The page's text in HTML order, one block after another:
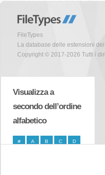
FileTypes
La database delle estensioni
Copyright © 2017-2026 Tutti i
Visualizza a
secondo dell’ordine
alfabetico
# A B C D